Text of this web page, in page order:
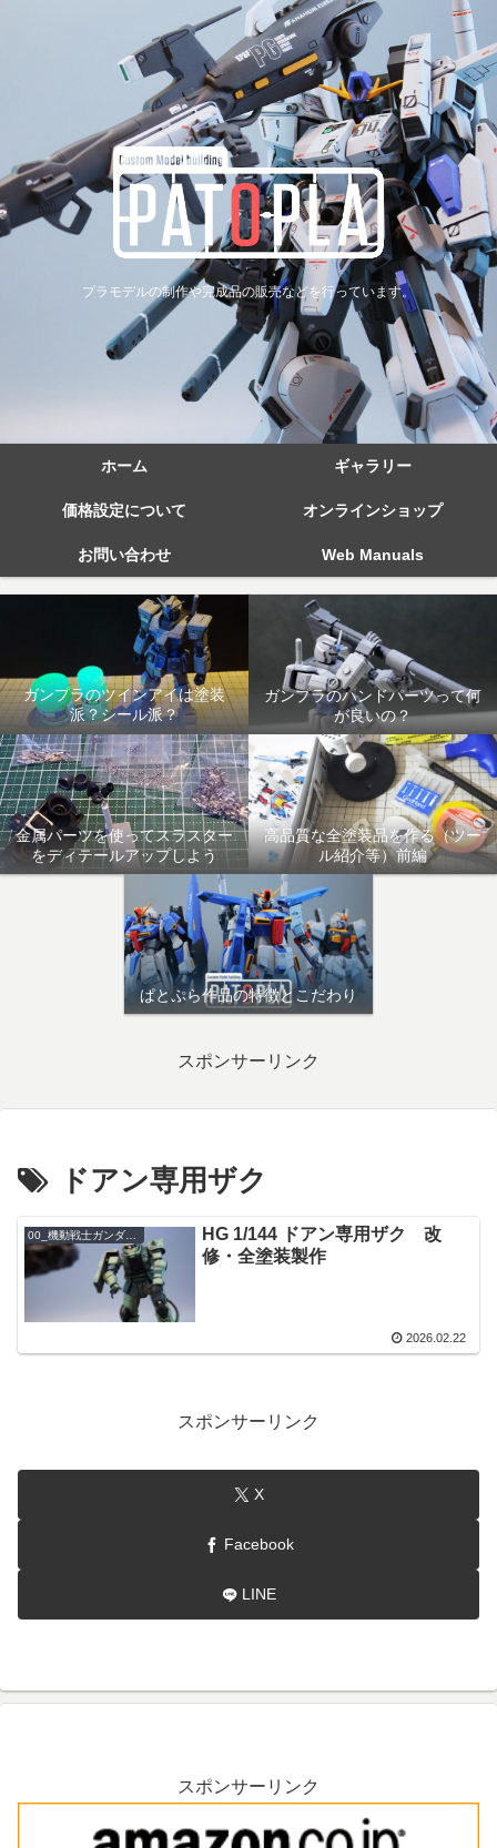
プラモデルの制作や完成品の販売などを行っています。
ホーム ギャラリー
価格設定について オンラインショップ
お問い合わせ Web Manuals
ガンプラのツインアイは塗装
派？シール派？
ガンプラのハンドパーツって何
が良いの？
金属パーツを使ってスラスター
をディテールアップしよう
高品質な全塗装品を作る（ツー
ル紹介等）前編
ぱとぷら作品の特徴とこだわり
スポンサーリンク
ドアン専用ザク
HG 1/144 ドアン専用ザク 改
修・全塗装製作
2026.02.22
スポンサーリンク
X
Facebook
LINE
スポンサーリンク